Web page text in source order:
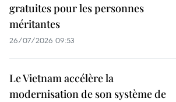
gratuites pour les personnes
méritantes
26/07/2026 09:53
Le Vietnam accélère la
modernisation de son système de